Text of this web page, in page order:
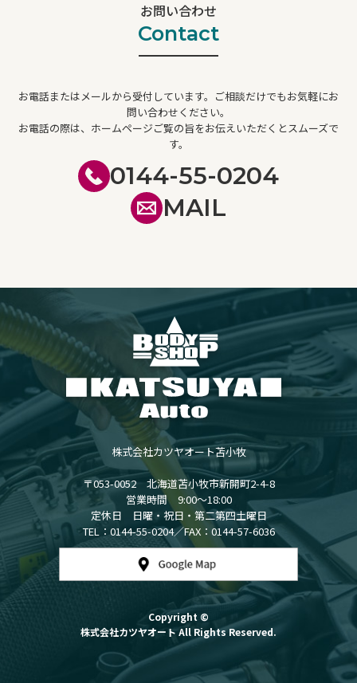
お問い合わせ
Contact
お電話またはメールから受付しています。ご相談だけでもお気軽にお
問い合わせください。
お電話の際は、ホームページご覧の旨をお伝えいただくとスムーズで
す。
0144-55-0204
MAIL
株式会社カツヤオート苫小牧
〒053-0052 北海道苫小牧市新開町2-4-8
営業時間 9:00～18:00
定休日 日曜・祝日・第二第四土曜日
TEL：0144-55-0204／FAX：0144-57-6036
Copyright ©
株式会社カツヤオート All Rights Reserved.